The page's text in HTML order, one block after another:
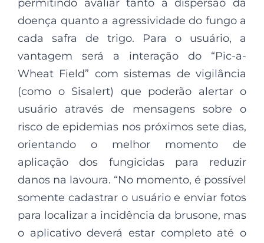
permitindo avaliar tanto a dispersão da
doença quanto a agressividade do fungo a
cada safra de trigo. Para o usuário, a
vantagem será a interação do “Pic-a-
Wheat Field” com sistemas de vigilância
(como o Sisalert) que poderão alertar o
usuário através de mensagens sobre o
risco de epidemias nos próximos sete dias,
orientando o melhor momento de
aplicação dos fungicidas para reduzir
danos na lavoura. “No momento, é possível
somente cadastrar o usuário e enviar fotos
para localizar a incidência da brusone, mas
o aplicativo deverá estar completo até o